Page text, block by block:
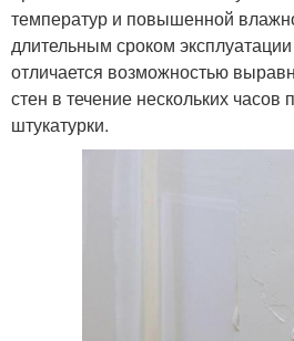
температур и повышенной
длительным сроком
отличается возможностью
стен в течение нескольких часов
штукатурки.